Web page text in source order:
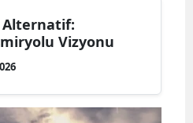
Alternatif:
Vizyonu